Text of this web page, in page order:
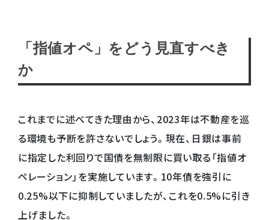
「指値オペ」をどう見直すべき
か
これまでに述べてきた理由から、2023年は不動産を巡
る環境も予断を許さないでしょう。現在、日銀は事前
に指定した利回りで国債を無制限に買い取る「指値オ
ペレーション」を実施しています。10年債を強引に
0.25%以下に抑制していましたが、これを0.5%に引き
上げました。